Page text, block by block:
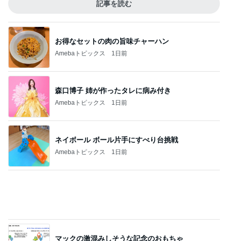
マックの激混みしそうな記念のおもちゃ
Amebaトピックス 1日前